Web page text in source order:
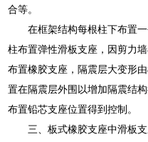
合等。
在框架结构每根柱下布置
柱布置弹性滑板支座，因剪力
布置橡胶支座，隔震层大变形
置在隔震层外围以增加隔震结
布置铅芯支座位置得到控制。
三、板式橡胶支座中滑板